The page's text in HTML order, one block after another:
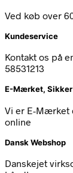
Ved køb over
Kundeservice
Kontakt os på
58531213
E-Mærket, Sikker
Vi er E-Mærket
online
Dansk Webshop
Danskejet